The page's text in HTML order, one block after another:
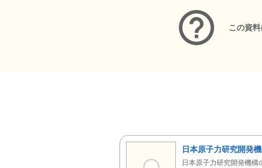
この資
日本原子力研究開発
日本原子力研究開発機構